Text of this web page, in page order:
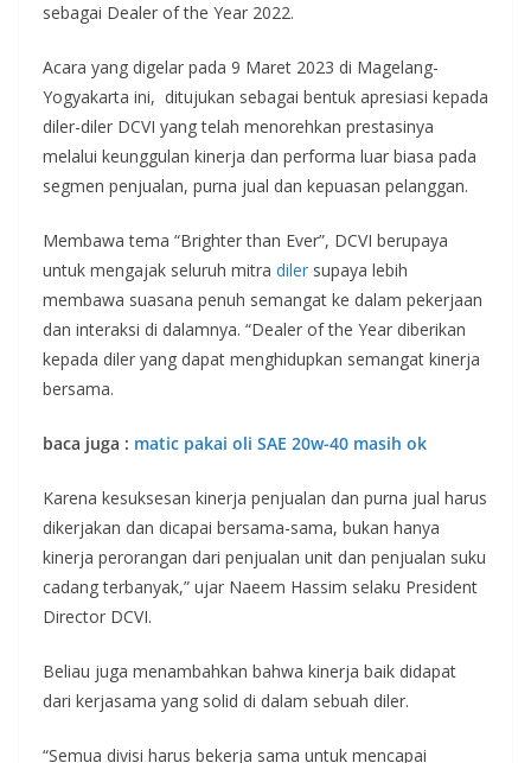
sebagai Dealer of the Year 2022.
Acara yang digelar pada 9 Maret 2023 di Magelang-
Yogyakarta ini, ditujukan sebagai bentuk apresiasi kepada
diler-diler DCVI yang telah menorehkan prestasinya
melalui keunggulan kinerja dan performa luar biasa pada
segmen penjualan, purna jual dan kepuasan pelanggan.
Membawa tema “Brighter than Ever”, DCVI berupaya
untuk mengajak seluruh mitra diler supaya lebih
membawa suasana penuh semangat ke dalam pekerjaan
dan interaksi di dalamnya. “Dealer of the Year diberikan
kepada diler yang dapat menghidupkan semangat kinerja
bersama.
baca juga : matic pakai oli SAE 20w-40 masih ok
Karena kesuksesan kinerja penjualan dan purna jual harus
dikerjakan dan dicapai bersama-sama, bukan hanya
kinerja perorangan dari penjualan unit dan penjualan suku
cadang terbanyak,” ujar Naeem Hassim selaku President
Director DCVI.
Beliau juga menambahkan bahwa kinerja baik didapat
dari kerjasama yang solid di dalam sebuah diler.
“Semua divisi harus bekerja sama untuk mencapai